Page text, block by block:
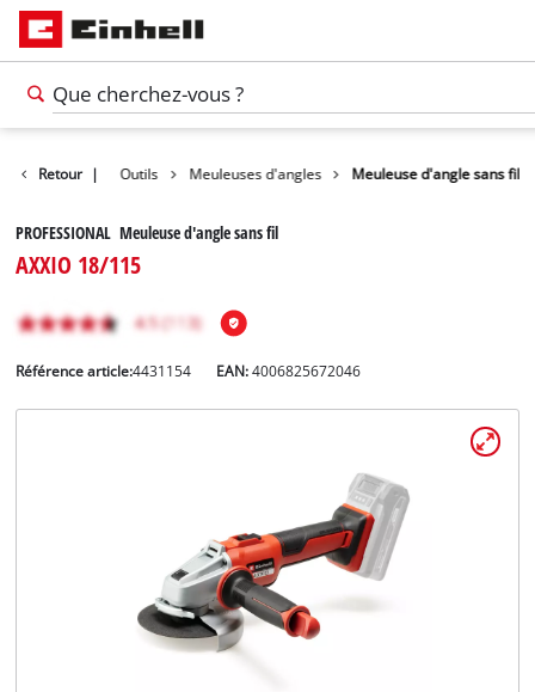
Retour |
Produits Outils Meuleuses d'angles Meuleuse d'angle sans fil
PROFESSIONAL Meuleuse d'angle sans fil
AXXIO 18/115
Référence article:4431154 EAN:4006825672046